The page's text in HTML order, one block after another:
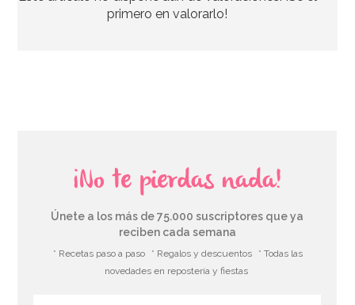
primero en valorarlo!
¡No te pierdas nada!
Únete a los más de 75.000 suscriptores que ya
reciben cada semana
* Recetas paso a paso * Regalos y descuentos
* Todas las
novedades en repostería y fiestas